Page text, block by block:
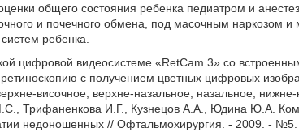
общего состояния ребенка педиатром и
и почечного обмена, под масочным наркозом
ребенка.
цифровой видеосистеме «RetCam 3» со
с получением цветных цифровых
височное, верхне-назальное, назальное,
Трифаненкова И.Г., Кузнецов А.А., Юдина Ю.А.
недоношенных // Офтальмохирургия. - 2009. -